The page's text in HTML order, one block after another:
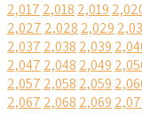
2,017 2,018 2,019
2,027 2,028 2,029
2,037 2,038 2,039
2,047 2,048 2,049
2,057 2,058 2,059
2,067 2,068 2,069